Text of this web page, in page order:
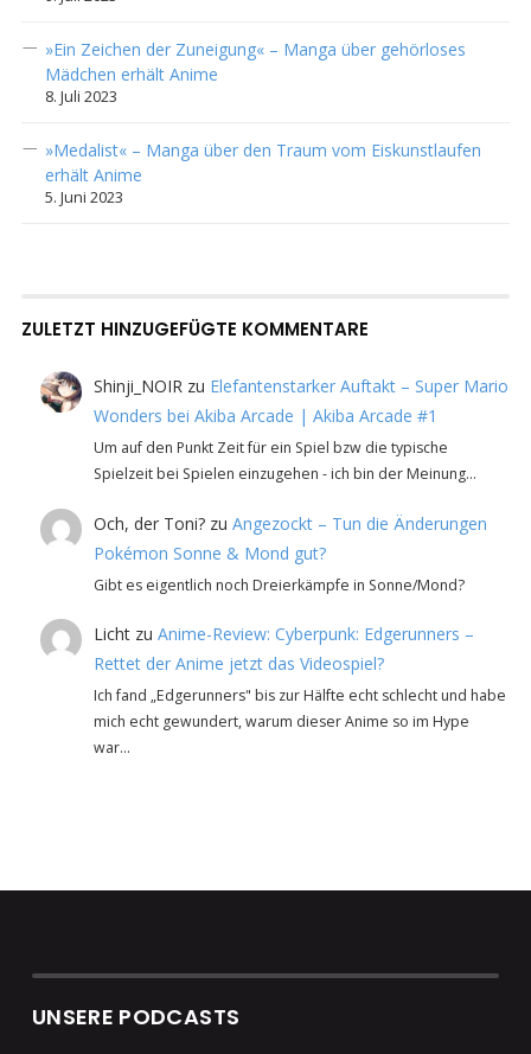
»Ein Zeichen der Zuneigung« – Manga über gehörloses
Mädchen erhält Anime
8. Juli 2023
»Medalist« – Manga über den Traum vom Eiskunstlaufen
erhält Anime
5. Juni 2023
ZULETZT HINZUGEFÜGTE KOMMENTARE
Shinji_NOIR zu Elefantenstarker Auftakt – Super Mario
Wonders bei Akiba Arcade | Akiba Arcade #1
Um auf den Punkt Zeit für ein Spiel bzw die typische
Spielzeit bei Spielen einzugehen - ich bin der Meinung…
Och, der Toni? zuAngezockt – Tun die Änderungen
Pokémon Sonne & Mond gut?
Gibt es eigentlich noch Dreierkämpfe in Sonne/Mond?
Licht zuAnime-Review: Cyberpunk: Edgerunners –
Rettet der Anime jetzt das Videospiel?
Ich fand „Edgerunners" bis zur Hälfte echt schlecht und habe
mich echt gewundert, warum dieser Anime so im Hype
war…
UNSERE PODCASTS